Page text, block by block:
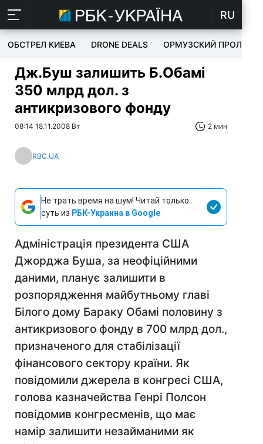
RU
ОБСТРЕЛ КИЕВА DRONE DEALS ОРМУЗСКИЙ ПРОЛИВ
Дж.Буш залишить Б.Обамі
350 млрд дол. з
антикризового фонду
08:14 18.11.2008 Вт 2 мин
RBC.UA
Не трать время на шум! Читай только
суть из РБК-Украина в Google
Адміністрація президента США
Джорджа Буша, за неофіційними
даними, планує залишити в
розпорядження майбутньому главі
Білого дому Бараку Обамі половину з
антикризового фонду в 700 млрд дол.,
призначеного для стабілізації
фінансового сектору країни. Як
повідомили джерела в конгресі США,
голова казначейства Генрі Полсон
повідомив конгресменів, що має
намір залишити незайманими як